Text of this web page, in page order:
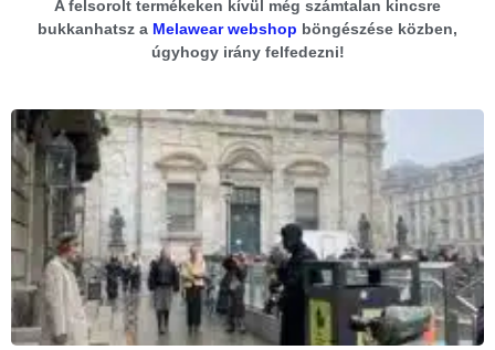
A felsorolt termékeken kívül még számtalan kincsre
bukkanhatsz a Melawear webshop böngészése közben,
úgyhogy irány felfedezni!